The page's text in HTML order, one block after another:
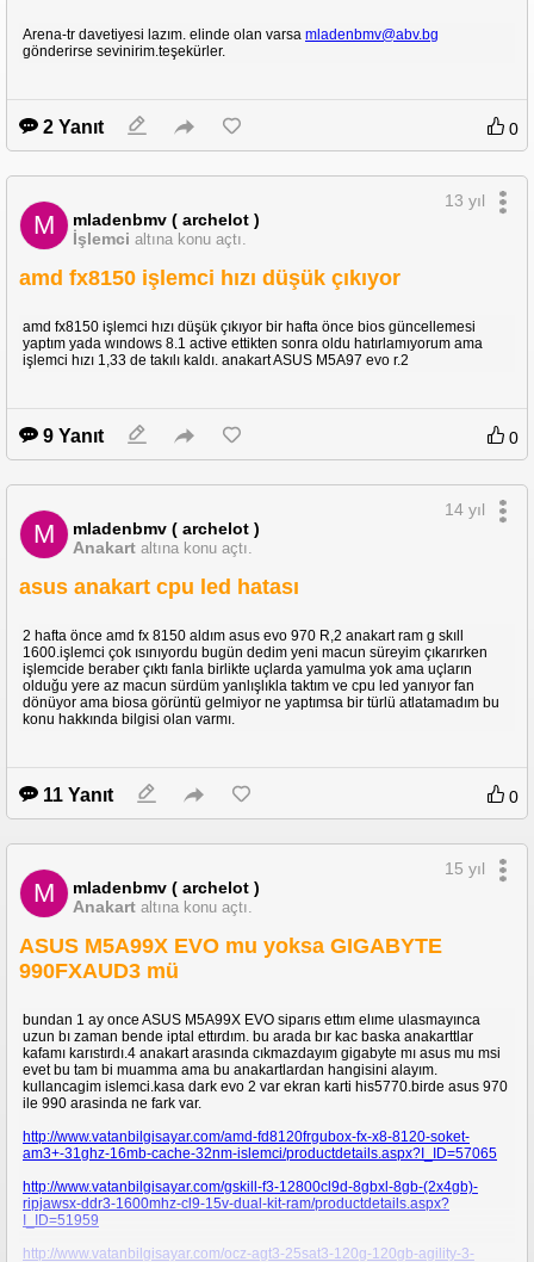
Arena-tr davetiyesi lazım. elinde olan varsa mladenbmv@abv.bg
gönderirse sevinirim.teşekürler.
2 Yanıt 0
M
mladenbmv ( archelot )
İşlemci altına konu açtı.
13 yıl
amd fx8150 işlemci hızı düşük çıkıyor
amd fx8150 işlemci hızı düşük çıkıyor bir hafta önce bios güncellemesi
yaptım yada wındows 8.1 active ettikten sonra oldu hatırlamıyorum ama
işlemci hızı 1,33 de takılı kaldı. anakart ASUS M5A97 evo r.2
9 Yanıt 0
M
mladenbmv ( archelot )
Anakart altına konu açtı.
14 yıl
asus anakart cpu led hatası
2 hafta önce amd fx 8150 aldım asus evo 970 R,2 anakart ram g skıll
1600.işlemci çok ısınıyordu bugün dedim yeni macun süreyim çıkarırken
işlemcide beraber çıktı fanla birlikte uçlarda yamulma yok ama uçların
olduğu yere az macun sürdüm yanlışlıkla taktım ve cpu led yanıyor fan
dönüyor ama biosa görüntü gelmiyor ne yaptımsa bir türlü atlatamadım bu
konu hakkında bilgisi olan varmı.
11 Yanıt 0
M
mladenbmv ( archelot )
Anakart altına konu açtı.
15 yıl
ASUS M5A99X EVO mu yoksa GIGABYTE
990FXAUD3 mü
bundan 1 ay once ASUS M5A99X EVO siparıs ettım elıme ulasmayınca
uzun bı zaman bende iptal ettırdım. bu arada bır kac baska anakarttlar
kafamı karıstırdı.4 anakart arasında cıkmazdayım gigabyte mı asus mu msi
evet bu tam bi muamma ama bu anakartlardan hangisini alayım.
kullancagim islemci.kasa dark evo 2 var ekran karti his5770.birde asus 970
ile 990 arasinda ne fark var.
http://www.vatanbilgisayar.com/amd-fd8120frgubox-fx-x8-8120-soket-
am3+-31ghz-16mb-cache-32nm-islemci/productdetails.aspx?I_ID=57065
http://www.vatanbilgisayar.com/gskill-f3-12800cl9d-8gbxl-8gb-(2x4gb)-
ripjawsx-ddr3-1600mhz-cl9-15v-dual-kit-ram/productdetails.aspx?
I_ID=51959
http://www.vatanbilgisayar.com/ocz-agt3-25sat3-120g-120gb-agility-3-